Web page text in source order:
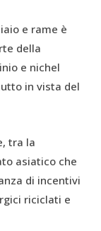
e rame è
della
e nichel
in vista del
tra la
asiatico che
di incentivi
riciclati e